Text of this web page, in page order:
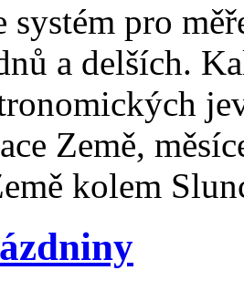
systém pro
a delších.
Země,
kolem